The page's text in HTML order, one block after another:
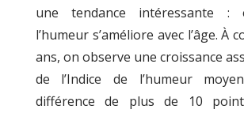
une tendance intéressante :
l’humeur s’améliore avec l’âge. À
ans, on observe une croissance
de l’Indice de l’humeur
différence de plus de 10